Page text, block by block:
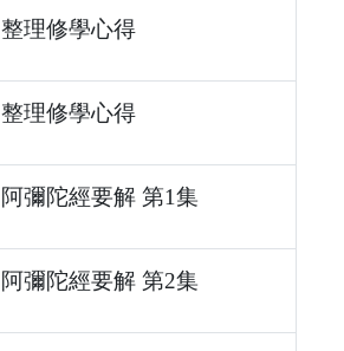
整理修學心得
整理修學心得
阿彌陀經要解 第1集
阿彌陀經要解 第2集